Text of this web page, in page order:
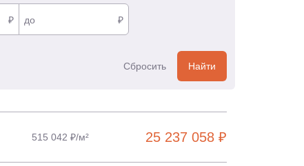
₽ до ₽
Сбросить Найти
25 237 058 ₽
515 042 ₽/м²